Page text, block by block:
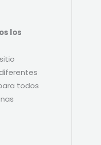
los
todos